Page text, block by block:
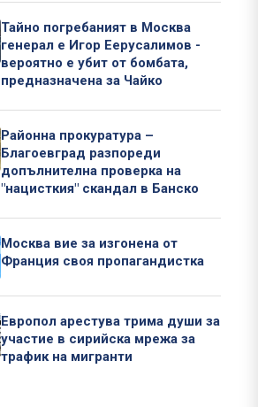
Тайно погребаният в Москва
генерал е Игор Еерусалимов -
вероятно е убит от бомбата,
предназначена за Чайко
Районна прокуратура –
Благоевград разпореди
допълнителна проверка на
"нацисткия" скандал в Банско
Москва вие за изгонена от
Франция своя пропагандистка
Европол арестува трима души за
участие в сирийска мрежа за
трафик на мигранти